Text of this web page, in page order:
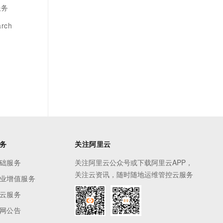
服务
增值服务
服务
公告
关注阿里云
关注阿里云公众号或下载阿里云APP，
关注云资讯，随时随地运维管控云服务